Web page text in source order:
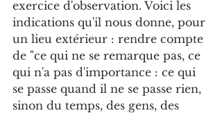
exercice d'observation. Voici les
indications qu'il nous donne, pour
un lieu extérieur : rendre compte
de "ce qui ne se remarque pas, ce
qui n'a pas d'importance : ce qui
se passe quand il ne se passe rien,
sinon du temps, des gens, des